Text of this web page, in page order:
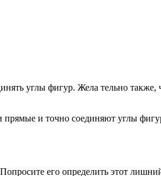
углы фигур. Жела тельно
прямые и точно соединяют углы
его определить этот